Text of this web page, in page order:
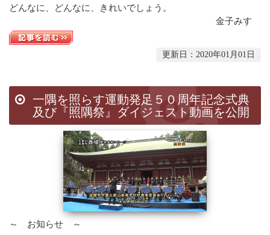
どんなに、どんなに、きれいでしょう。
金子みすゞ
更新日：2020年01月01日
一隅を照らす運動発足５０周年記念式典
及び『照隅祭』ダイジェスト動画を公開
～ お知らせ ～